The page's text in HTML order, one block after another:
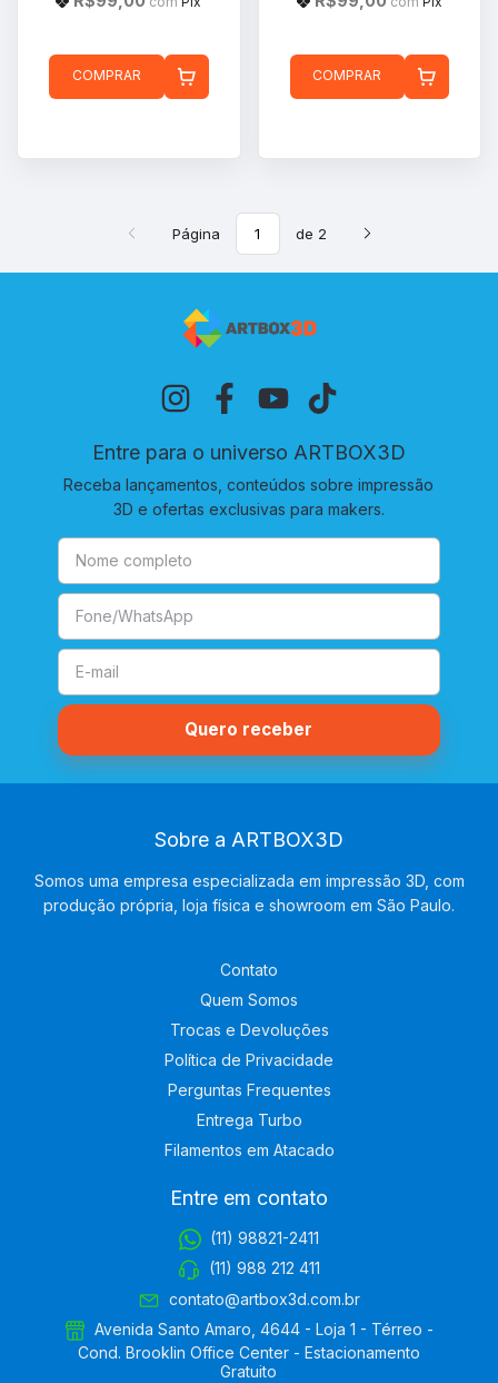
COMPRAR COMPRAR
Página de 2
Entre para o universo ARTBOX3D
Receba lançamentos, conteúdos sobre impressão
3D e ofertas exclusivas para makers.
Sobre a ARTBOX3D
Somos uma empresa especializada em impressão 3D, com
produção própria, loja física e showroom em São Paulo.
Contato
Quem Somos
Trocas e Devoluções
Política de Privacidade
Perguntas Frequentes
Entrega Turbo
Filamentos em Atacado
Entre em contato
(11) 98821-2411
(11) 988 212 411
contato@artbox3d.com.br
Avenida Santo Amaro, 4644 - Loja 1 - Térreo -
Cond. Brooklin Office Center - Estacionamento
Gratuito